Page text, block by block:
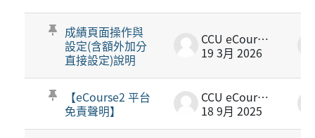
成績頁面操作與
設定(含額外加分
直接設定)說明
CCU eCourse2
19 3月 2026
【eCourse2 平台
免責聲明】
CCU eCourse2
18 9月 2025